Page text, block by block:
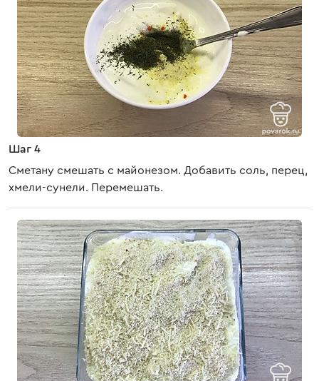
Шаг 4
Сметану смешать с майонезом. Добавить соль, перец,
хмели-сунели. Перемешать.